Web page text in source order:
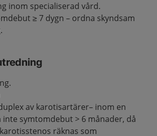
inom specialiserad vård.
≥ 7 dygn – ordna skyndsam
av karotisartärer– inom en
inte symtomdebut > 6 månader, då
räknas som